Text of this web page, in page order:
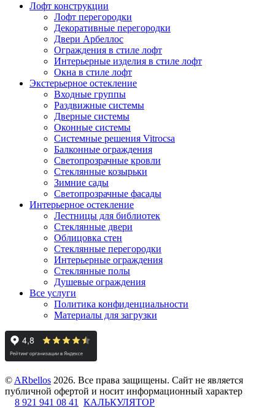
Лофт конструкции
Лофт перегородки
Декоративные перегородки
Двери Арбеллос
Ограждения в стиле лофт
Интерьерные изделия в стиле лофт
Окна в стиле лофт
Экстерьерное остекление
Входные группы
Раздвижные системы
Дверные системы
Оконные системы
Системные решения Vitrocsa
Балконные ограждения
Светопрозрачные кровли
Стеклянные козырьки
Зимние сады
Светопрозрачные фасады
Интерьерное остекление
Лестницы для библиотек
Стеклянные двери
Облицовка стен
Стеклянные перегородки
Интерьерные ограждения
Стеклянные полы
Душевые ограждения
Все услуги
Политика конфиденциальности
Материалы для загрузки
©ARbellos 2026. Все права защищены. Сайт не является
публичной офертой и носит информационный характер
8 921 941 08 41 КАЛЬКУЛЯТОР